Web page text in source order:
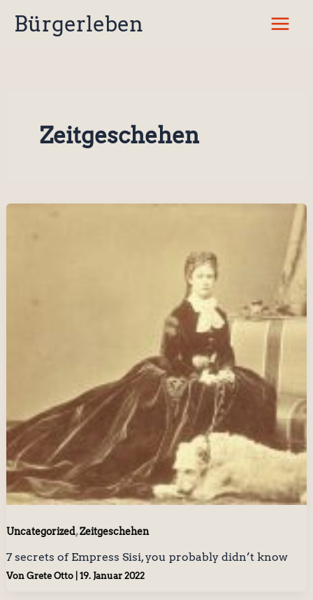
InhaltBürgerleben
Zeitgeschehen
Uncategorized,Zeitgeschehen
7 secrets of Empress Sisi, you probably didn’t know
Von Grete Otto 19. Januar 2022